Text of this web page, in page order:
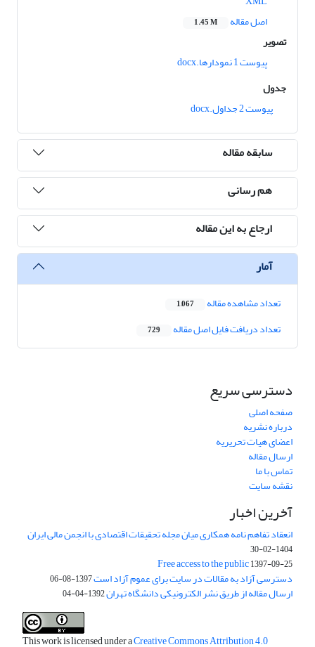
اصل مقاله
1.45 M
تصویر
پیوست 1 نمودارها.docx
جدول
پیوست 2 جداول.docx
سابقه مقاله
هم رسانی
ارجاع به این مقاله
آمار
تعداد مشاهده مقاله 1,067
تعداد دریافت فایل اصل مقاله 729
دسترسی سریع
صفحه اصلی
درباره نشریه
اعضای هیات تحریریه
ارسال مقاله
تماس با ما
نقشه سایت
آخرین اخبار
انعقاد تفاهم نامه همکاری میان مجله تحقیقات اقتصادی با انجمن مالی ایران
1404-02-30
Free access to the public1397-09-25
دسترسی آزاد به مقالات در سایت برای عموم آزاد است1397-08-06
ارسال مقاله از طریق نشر الکترونیکی دانشگاه تهران1392-04-04
This work is licensed under aCreative Commons Attribution 4.0